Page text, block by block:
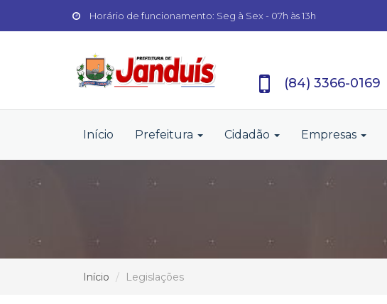
Horário de funcionamento: Seg à Sex - 07h às 13h
(84) 3366-0169
Início Prefeitura Cidadão Empresas
Início Legislações